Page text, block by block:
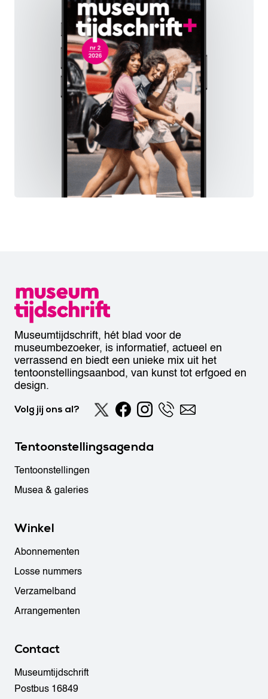
Museumtijdschrift, hét blad voor de
museumbezoeker, is informatief, actueel en
verrassend en biedt een unieke mix uit het
tentoonstellingsaanbod, van kunst tot erfgoed en
design.
Volg jij ons al?
Tentoonstellingsagenda
Tentoonstellingen
Musea & galeries
Winkel
Abonnementen
Losse nummers
Verzamelband
Arrangementen
Contact
Museumtijdschrift
Postbus 16849